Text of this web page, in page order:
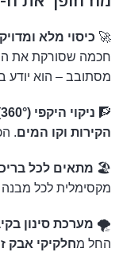
🚀 כיסוי מלא
חכמה שסורקת את
מסתובב – הוא יודע
🧗 ניקוי היקפי (360°):
הקירות וקו המים.
🏖️ מתאים לכל
מקסימלית לכל מבנה
🌪️ מערכת סינון
החל מחלקיקי אבק